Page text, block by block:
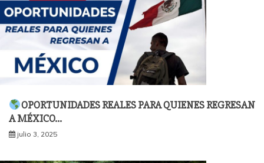
OPORTUNIDADES REALES PARA QUIENES REGRESAN
A MÉXICO…
julio 3, 2025